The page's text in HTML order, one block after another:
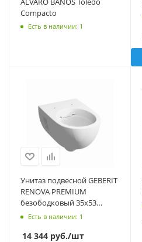
Compacto
Есть в наличии: 1
Унитаз подвесной GEBERIT
RENOVA PREMIUM
безободковый 35х53
белыйЕсть в наличии: 1
14 344 руб./шт